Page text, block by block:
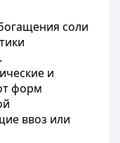
соли
и
форм
ввоз или